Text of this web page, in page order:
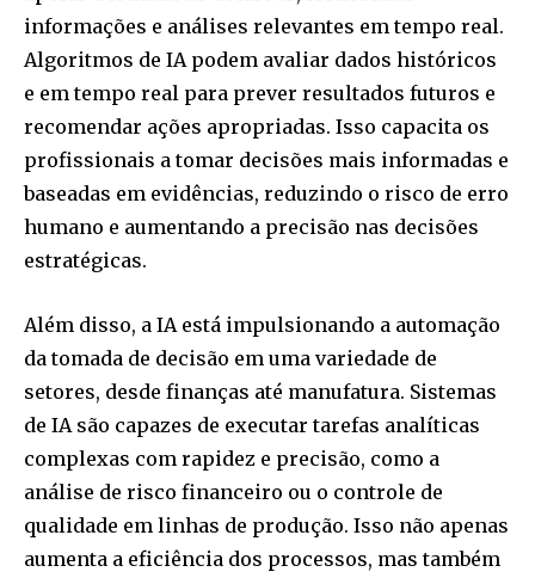
informações e análises relevantes em tempo real.
Algoritmos de IA podem avaliar dados históricos
e em tempo real para prever resultados futuros e
recomendar ações apropriadas. Isso capacita os
profissionais a tomar decisões mais informadas e
baseadas em evidências, reduzindo o risco de erro
humano e aumentando a precisão nas decisões
estratégicas.
Além disso, a IA está impulsionando a automação
da tomada de decisão em uma variedade de
setores, desde finanças até manufatura. Sistemas
de IA são capazes de executar tarefas analíticas
complexas com rapidez e precisão, como a
análise de risco financeiro ou o controle de
qualidade em linhas de produção. Isso não apenas
aumenta a eficiência dos processos, mas também